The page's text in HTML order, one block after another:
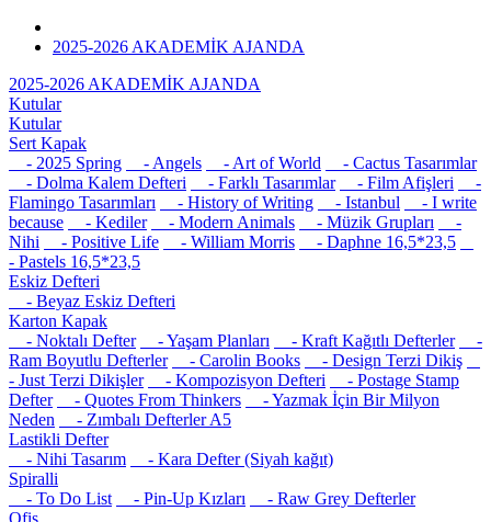
2025-2026 AKADEMİK AJANDA
2025-2026 AKADEMİK AJANDA
Kutular
Kutular
Sert Kapak
- 2025 Spring
- Angels - Art of World
- Cactus Tasarımlar
- Dolma Kalem Defteri
- Farklı Tasarımlar - Film Afişleri
-
Flamingo Tasarımları
- History of Writing - Istanbul
- I write
because
- Kediler - Modern Animals - Müzik Grupları
-
Nihi
- Positive Life - William Morris
- Daphne 16,5*23,5
- Pastels 16,5*23,5
Eskiz Defteri
- Beyaz Eskiz Defteri
Karton Kapak
- Noktalı Defter
- Yaşam Planları - Kraft Kağıtlı Defterler
-
Ram Boyutlu Defterler
- Carolin Books
- Design Terzi Dikiş
- Just Terzi Dikişler
- Kompozisyon Defteri
- Postage Stamp
Defter
- Quotes From Thinkers
- Yazmak İçin Bir Milyon
Neden
- Zımbalı Defterler A5
Lastikli Defter
- Nihi Tasarım
- Kara Defter (Siyah kağıt)
Spiralli
- To Do List
- Pin-Up Kızları
- Raw Grey Defterler
Ofis